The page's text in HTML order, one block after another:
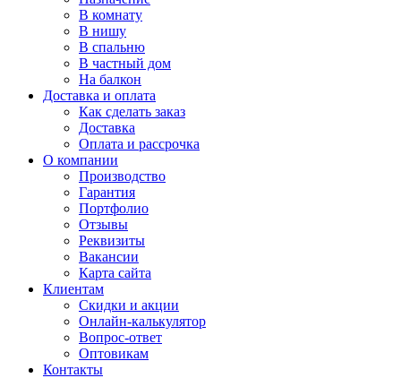
В комнату
В нишу
В спальню
В частный дом
На балкон
Доставка и оплата
Как сделать заказ
Доставка
Оплата и рассрочка
О компании
Производство
Гарантия
Портфолио
Отзывы
Реквизиты
Вакансии
Карта сайта
Клиентам
Скидки и акции
Онлайн-калькулятор
Вопрос-ответ
Оптовикам
Контакты